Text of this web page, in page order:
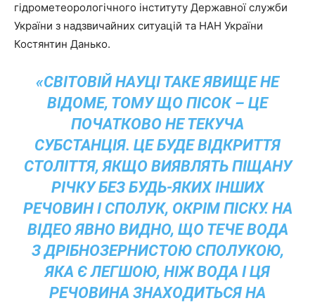
гідрометеорологічного інституту Державної служби
України з надзвичайних ситуацій та НАН України
Костянтин Данько.
«СВІТОВІЙ НАУЦІ ТАКЕ ЯВИЩЕ НЕ
ВІДОМЕ, ТОМУ ЩО ПІСОК – ЦЕ
ПОЧАТКОВО НЕ ТЕКУЧА
СУБСТАНЦІЯ. ЦЕ БУДЕ ВІДКРИТТЯ
СТОЛІТТЯ, ЯКЩО ВИЯВЛЯТЬ ПІЩАНУ
РІЧКУ БЕЗ БУДЬ-ЯКИХ ІНШИХ
РЕЧОВИН І СПОЛУК, ОКРІМ ПІСКУ. НА
ВІДЕО ЯВНО ВИДНО, ЩО ТЕЧЕ ВОДА
З ДРІБНОЗЕРНИСТОЮ СПОЛУКОЮ,
ЯКА Є ЛЕГШОЮ, НІЖ ВОДА І ЦЯ
РЕЧОВИНА ЗНАХОДИТЬСЯ НА